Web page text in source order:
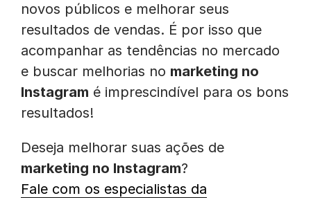
novos públicos e melhorar seus
resultados de vendas. É por isso que
acompanhar as tendências no mercado
e buscar melhorias no marketing no
Instagram é imprescindível para os bons
resultados!
Deseja melhorar suas ações de
marketing no Instagram?
Fale com os especialistas da